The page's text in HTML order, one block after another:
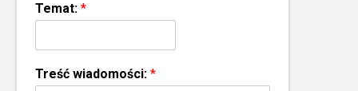
Temat: *
Treść wiadomości: *